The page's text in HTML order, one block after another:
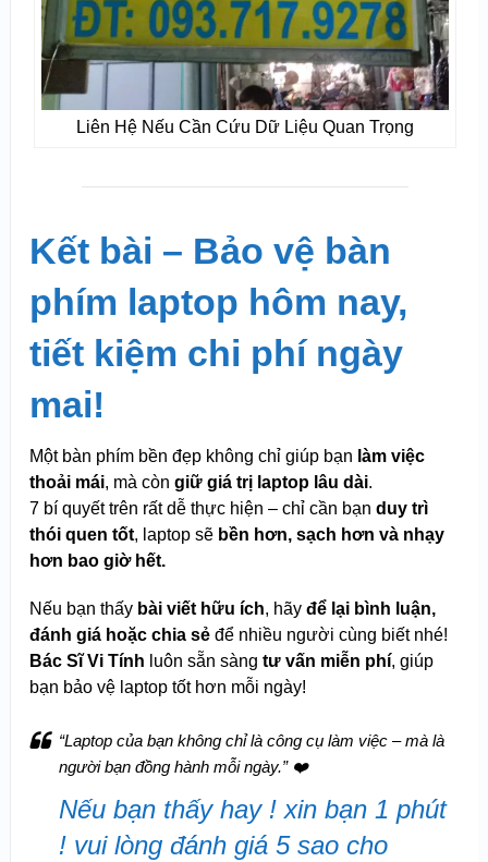
Liên Hệ Nếu Cần Cứu Dữ Liệu Quan Trọng
Kết bài – Bảo vệ bàn
phím laptop hôm nay,
tiết kiệm chi phí ngày
mai!
Một bàn phím bền đẹp không chỉ giúp bạn làm việc
thoải mái, mà còn giữ giá trị laptop lâu dài.
7 bí quyết trên rất dễ thực hiện – chỉ cần bạn duy trì
thói quen tốt, laptop sẽ bền hơn, sạch hơn và nhạy
hơn bao giờ hết.
Nếu bạn thấy bài viết hữu ích, hãy để lại bình luận,
đánh giá hoặc chia sẻđể nhiều người cùng biết nhé!
Bác Sĩ Vi Tính luôn sẵn sàng tư vấn miễn phí, giúp
bạn bảo vệ laptop tốt hơn mỗi ngày!
“Laptop của bạn không chỉ là công cụ làm việc – mà là
người bạn đồng hành mỗi ngày.”❤️
Nếu bạn thấy hay ! xin bạn 1 phút
! vui lòng đánh giá 5 sao cho